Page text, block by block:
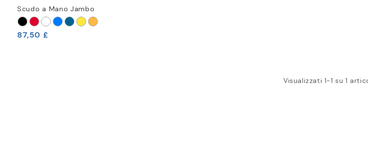
Scudo a Mano Jambo
87,50 £
Visualizzati 1-1 su 1